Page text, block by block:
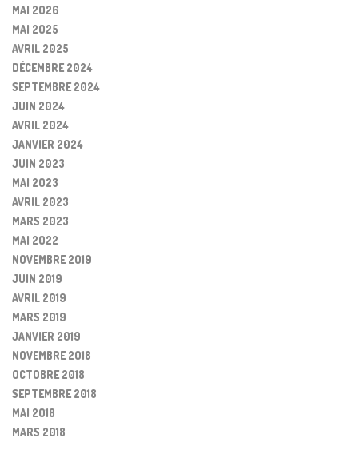
MAI 2026
MAI 2025
AVRIL 2025
DÉCEMBRE 2024
SEPTEMBRE 2024
JUIN 2024
AVRIL 2024
JANVIER 2024
JUIN 2023
MAI 2023
AVRIL 2023
MARS 2023
MAI 2022
NOVEMBRE 2019
JUIN 2019
AVRIL 2019
MARS 2019
JANVIER 2019
NOVEMBRE 2018
OCTOBRE 2018
SEPTEMBRE 2018
MAI 2018
MARS 2018